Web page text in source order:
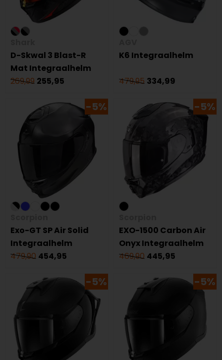
D-Skwal 3 Blast-R
Mat Integraalhelm
269,99 255,95
K6 Integraalhelm
479,95 334,99
-5%
Exo-GT SP Air Solid
Integraalhelm
479,90 454,95
-5%
EXO-1500 Carbon Air
Onyx Integraalhelm
469,90 445,95
-5% -5%